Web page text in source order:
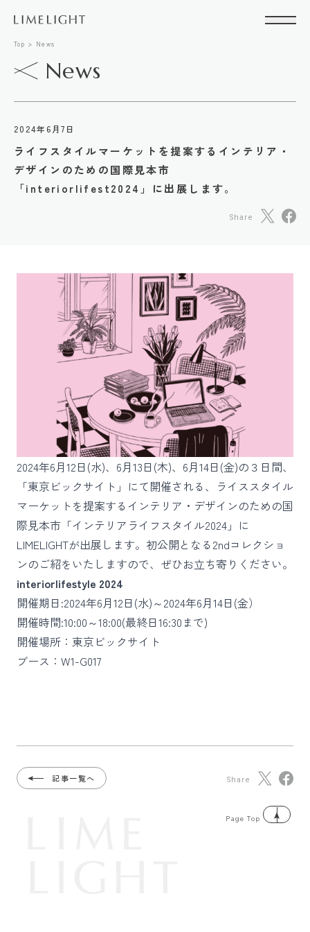
Top News
News
2024年6月7日
ライフスタイルマーケットを提案するインテリア・
デザインのための国際見本市
「interiorlifest2024」に出展します。
Share
2024年6月12日(水)、6月13日(木)、6月14日(金)の３日間、
「東京ビックサイト」にて開催される、ライススタイル
マーケットを提案するインテリア・デザインのための国
際見本市「インテリアライフスタイル2024」に
LIMELIGHTが出展します。初公開となる2ndコレクショ
ンのご紹をいたしますので、ぜひお立ち寄りください。
interiorlifestyle 2024
開催期日:2024年6月12日(水)～2024年6月14日(金）
開催時間:10:00～18:00(最終日16:30まで)
開催場所：東京ビックサイト
ブース：W1-G017
記事一覧へ Share
Page Top